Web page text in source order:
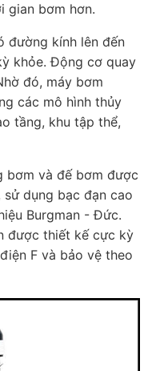
gian bơm hơn.
đường kính lên đến
khỏe. Động cơ quay
đó, máy bơm
các mô hình thủy
tầng, khu tập thể,
bơm và đế bơm được
dụng bạc đạn cao
Burgman - Đức.
được thiết kế cực kỳ
F và bảo vệ theo